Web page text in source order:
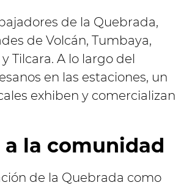
de la Quebrada,
de Volcán, Tumbaya,
Tilcara. A lo largo del
en las estaciones, un
exhiben y comercializan
la comunidad
de la Quebrada como